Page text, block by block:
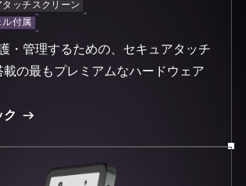
ッチスクリーン
ル付属
・管理するための、セキュアタッチ
載の最もプレミアムなハードウェア